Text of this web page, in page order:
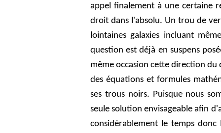
appel finalement à une certaine
droit dans l'absolu. Un trou de
lointaines galaxies incluant
question est déjà en suspens
même occasion cette direction
des équations et formules
ses trous noirs. Puisque nous
seule solution envisageable afin
considérablement le temps